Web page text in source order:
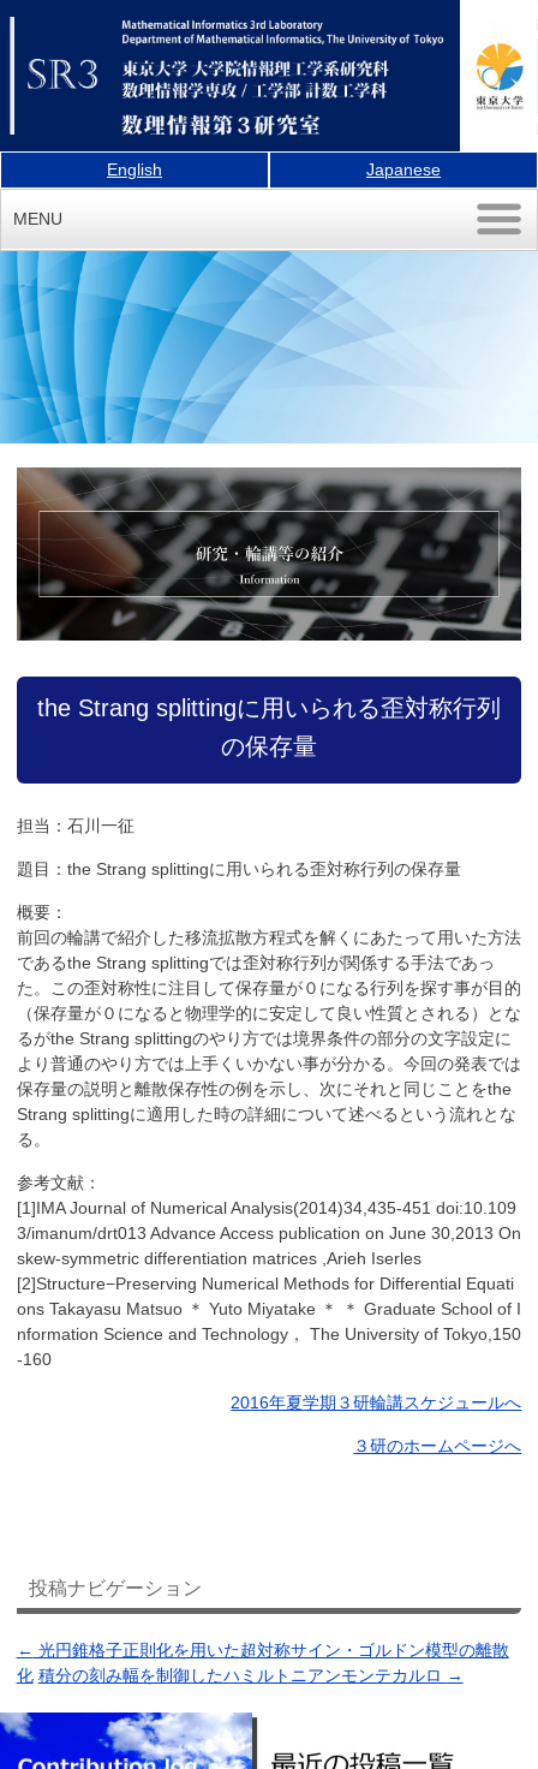
English Japanese
MENU
the Strang splittingに用いられる歪対称行列
の保存量
担当：石川一征
題目：the Strang splittingに用いられる歪対称行列の保存量
概要：
前回の輪講で紹介した移流拡散方程式を解くにあたって用いた方法
であるthe Strang splittingでは歪対称行列が関係する手法であっ
た。この歪対称性に注目して保存量が０になる行列を探す事が目的
（保存量が０になると物理学的に安定して良い性質とされる）とな
るがthe Strang splittingのやり方では境界条件の部分の文字設定に
より普通のやり方では上手くいかない事が分かる。今回の発表では
保存量の説明と離散保存性の例を示し、次にそれと同じことをthe
Strang splittingに適用した時の詳細について述べるという流れとな
る。
参考文献：
[1]IMA Journal of Numerical Analysis(2014)34,435-451 doi:10.109
3/imanum/drt013 Advance Access publication on June 30,2013 On
skew-symmetric differentiation matrices ,Arieh Iserles
[2]Structure−Preserving Numerical Methods for Differential Equati
ons Takayasu Matsuo ＊ Yuto Miyatake ＊ ＊ Graduate School of I
nformation Science and Technology， The University of Tokyo,150
-160
2016年夏学期３研輪講スケジュールへ
３研のホームページへ
投稿ナビゲーション
← 光円錐格子正則化を用いた超対称サイン・ゴルドン模型の離散
化 積分の刻み幅を制御したハミルトニアンモンテカルロ →